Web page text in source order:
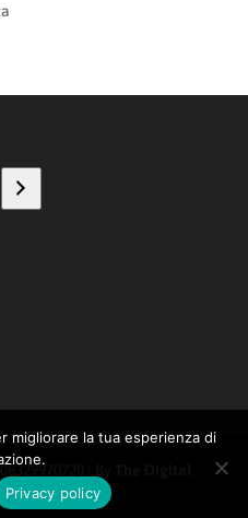
| By
Policy |Cookie
migliorare la tua esperienza di
Privacy policy